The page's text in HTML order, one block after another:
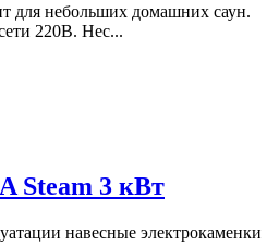
для небольших домашних саун.
220В. Нес...
Steam 3 кВт
навесные электрокаменки